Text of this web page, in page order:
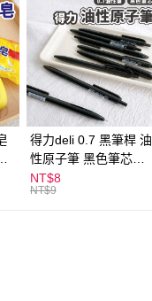
含以上)免運費
得力deli 0.7 黑筆桿 油
性原子筆 黑色筆芯
S304
NT$8
NT$9